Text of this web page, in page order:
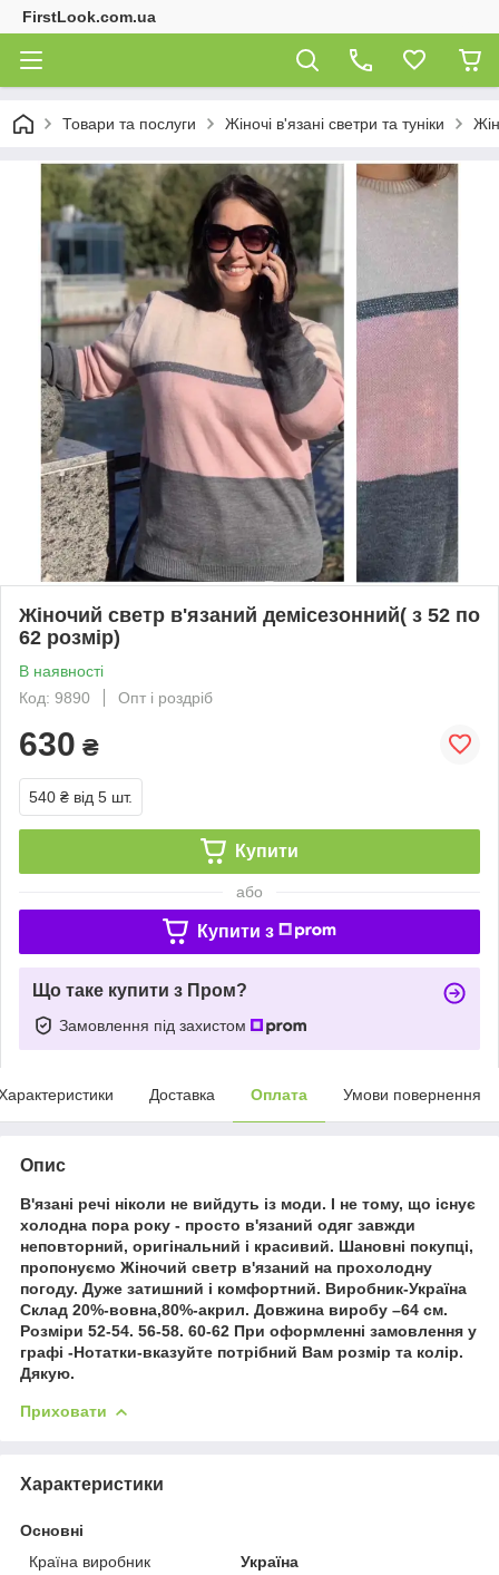
FirstLook.com.ua
Товари та послуги Жіночі в'язані светри та туніки
Жіночий светр в'язаний демісезонний( з 52 по
62 розмір)
В наявності
Код: 9890
Опт і роздріб
630 ₴
540 ₴ від 5 шт.
Купити
або
Купити з
Що таке купити з Пром?
Замовлення під захистом
Доставка Оплата Умови повернення
Опис
В'язані речі ніколи не вийдуть із моди. І не тому, що існує
холодна пора року - просто в'язаний одяг завжди
неповторний, оригінальний і красивий. Шановні покупці,
пропонуємо Жіночий светр в'язаний на прохолодну
погоду. Дуже затишний і комфортний. Виробник-Україна
Склад 20%-вовна,80%-акрил. Довжина виробу –64 см.
Розміри 52-54. 56-58. 60-62 При оформленні замовлення у
графі -Нотатки-вказуйте потрібний Вам розмір та колір.
Дякую.
Приховати
Характеристики
Основні
Країна виробник
Україна